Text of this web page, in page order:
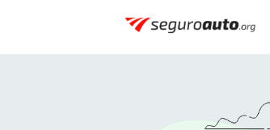
0800 591 8084